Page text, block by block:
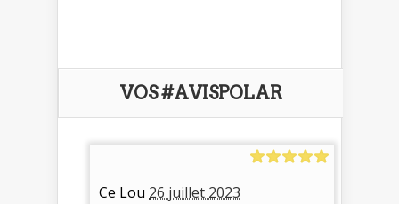
VOS #AVISPOLAR
Ce Lou 26 juillet 2023